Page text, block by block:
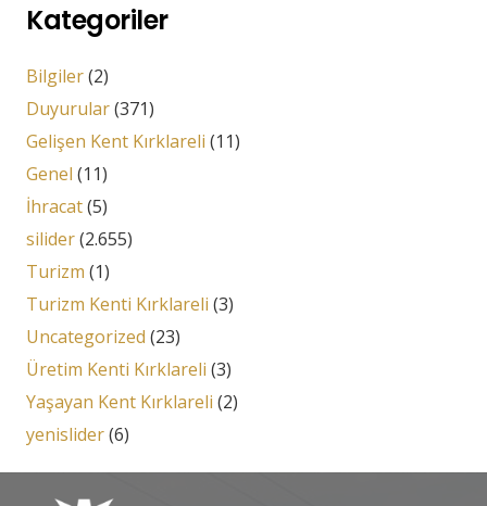
Kategoriler
Bilgiler(2)
Duyurular(371)
Gelişen Kent Kırklareli (11)
Genel (11)
İhracat(5)
silider(2.655)
Turizm (1)
Turizm Kenti Kırklareli (3)
Uncategorized (23)
Üretim Kenti Kırklareli (3)
Yaşayan Kent Kırklareli (2)
yenislider(6)